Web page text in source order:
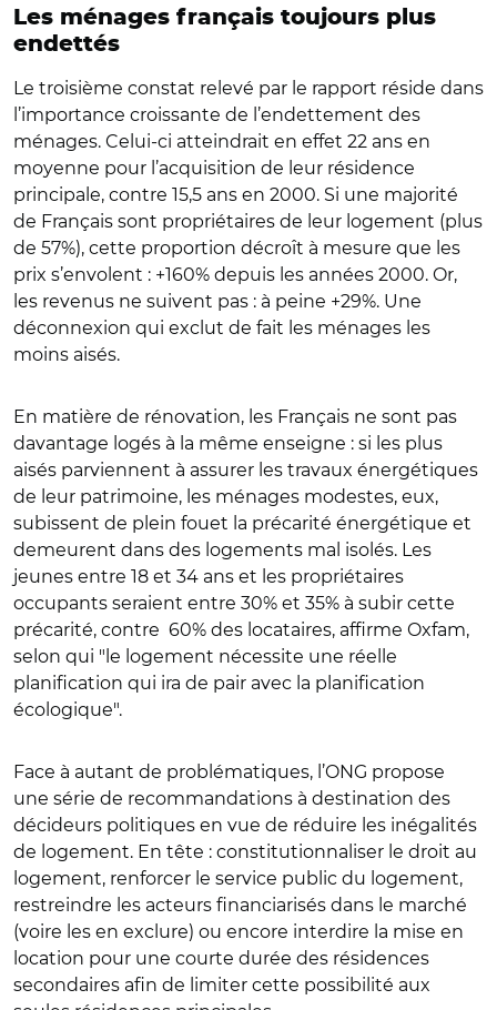
Les ménages français toujours plus
endettés
Le troisième constat relevé par le rapport réside dans
l’importance croissante de l’endettement des
ménages. Celui-ci atteindrait en effet 22 ans en
moyenne pour l’acquisition de leur résidence
principale, contre 15,5 ans en 2000. Si une majorité
de Français sont propriétaires de leur logement (plus
de 57%), cette proportion décroît à mesure que les
prix s’envolent : +160% depuis les années 2000. Or,
les revenus ne suivent pas : à peine +29%. Une
déconnexion qui exclut de fait les ménages les
moins aisés.
En matière de rénovation, les Français ne sont pas
davantage logés à la même enseigne : si les plus
aisés parviennent à assurer les travaux énergétiques
de leur patrimoine, les ménages modestes, eux,
subissent de plein fouet la précarité énergétique et
demeurent dans des logements mal isolés. Les
jeunes entre 18 et 34 ans et les propriétaires
occupants seraient entre 30% et 35% à subir cette
précarité, contre 60% des locataires, affirme Oxfam,
selon qui "le logement nécessite une réelle
planification qui ira de pair avec la planification
écologique".
Face à autant de problématiques, l’ONG propose
une série de recommandations à destination des
décideurs politiques en vue de réduire les inégalités
de logement. En tête : constitutionnaliser le droit au
logement, renforcer le service public du logement,
restreindre les acteurs financiarisés dans le marché
(voire les en exclure) ou encore interdire la mise en
location pour une courte durée des résidences
secondaires afin de limiter cette possibilité aux